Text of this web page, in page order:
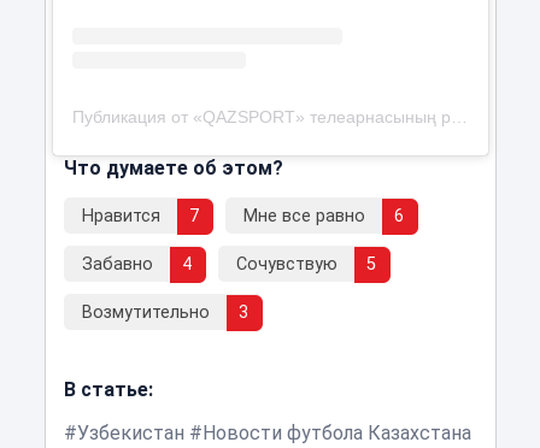
Что думаете об этом?
Нравится 7 Мне все равно 6
Забавно 4 Сочувствую 5
Возмутительно 3
В статье:
Узбекистан
Новости футбола Казахстана